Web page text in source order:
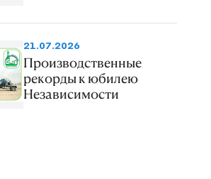
21.07.2026
Производственные
рекорды к юбилею
Независимости